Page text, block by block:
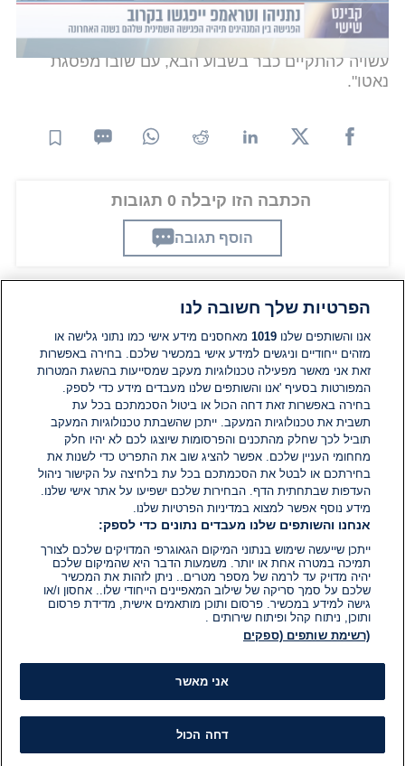
מסתדרים מצוין:"הוא יודע מי הבוס", אמר בריאיון
טלפוני. הנשיא האמריקני הוסיף כי הפגישה בין השניים
עשויה להתקיים כבר בשבוע הבא, עם שובו מפסגת
נאטו".
הכתבה הזו קיבלה 0 תגובות
הוסף תגובה
תגובות
אין עדיין תגובות. היה הראשון להגיב
הוסף תגובה
הפרטיות שלך חשובה לנו
אנו והשותפים שלנו1019 מאחסנים מידע אישי כמו נתוני גלישה או
מזהים ייחודיים וניגשים למידע אישי במכשיר שלכם. בחירה באפשרות
זאת אני מאשר מפעילה טכנולוגיות מעקב שמסייעות בהשגת המטרות
המפורטות בסעיף 'אנו והשותפים שלנו מעבדים מידע כדי לספק.
בחירה באפשרות זאת דחה הכול או ביטול הסכמתכם בכל עת
תשבית את טכנולוגיות המעקב. ייתכן שהשבתת טכנולוגיות המעקב
תוביל לכך שחלק מהתכנים והפרסומות שיוצגו לכם לא יהיו חלק
מחחומי העניין שלכם. אפשר להציג שוב את התפריט כדי לשנות את
בחירתכם או לבטל את הסכמתכם בכל עת בלחיצה על הקישור ניהול
העדפות שבתחתית הדף. הבחירות שלכם ישפיעו על אתר אישי שלנו.
מידע נוסף אפשר למצוא במדיניות הפרטיות שלנו.
אנחנו והשותפים שלנו מעבדים נתונים כדי לספק:
ייתכן שייעשה שימוש בנתוני המיקום הגאוגרפי המדויקים שלכם לצורך
תמיכה במטרה אחת או יותר. משמעות הדבר היא שהמיקום שלכם
יהיה מדויק עד לרמה של מספר מטרים.. ניתן לזהות את המכשיר
שלכם על סמך סריקה של שילוב המאפיינים הייחודי שלו.. אחסון ו/או
גישה למידע במכשיר. פרסום ותוכן מותאמים אישית, מדידת פרסום
ותוכן, ניתוח קהל ופיתוח שירותים .
(רשימת שותפים (ספקים
אני מאשר
דחה הכול